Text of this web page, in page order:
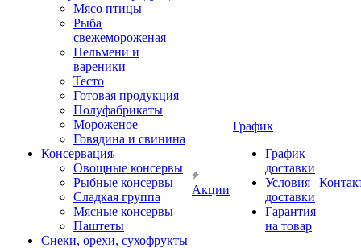
Мясо птицы
Рыба
свежемороженая
Пельмени и
вареники
Тесто
Готовая продукция
Полуфабрикаты
Мороженое
Говядина и свинина
Консервация
Овощные консервы
Рыбные консервы
Сладкая группа
Мясные консервы
Паштеты
Снеки, орехи, сухофрукты
Акции
График
График
доставки
Условия
доставки
Гарантия
на товар